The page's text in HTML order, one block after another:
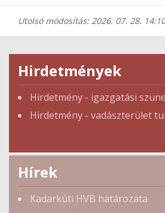
Utolsó módosítás: 2026. 07. 28. 14:10
Hirdetmények
Hirdetmény - igazgatási
Hirdetmény - vadászterület
Hírek
Kadarkúti HVB határozata